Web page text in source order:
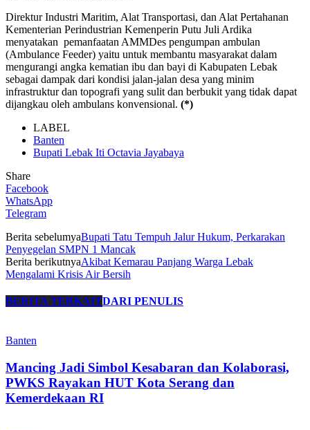
Direktur Industri Maritim, Alat Transportasi, dan Alat Pertahanan
Kementerian Perindustrian Kemenperin Putu Juli Ardika
menyatakan pemanfaatan AMMDes pengumpan ambulan
(Ambulance Feeder) yaitu untuk membantu masyarakat dalam
mengurangi angka kematian ibu dan bayi di Kabupaten Lebak
sebagai dampak dari kondisi jalan-jalan desa yang minim
infrastruktur dan topografi yang sulit dan berbukit yang tidak dapat
dijangkau oleh ambulans konvensional. (*)
LABEL
Banten
Bupati Lebak Iti Octavia Jayabaya
Share
Facebook
WhatsApp
Telegram
Berita sebelumyaBupati Tatu Tempuh Jalur Hukum, Perkarakan
Penyegelan SMPN 1 Mancak
Berita berikutnyaAkibat Kemarau Panjang Warga Lebak
Mengalami Krisis Air Bersih
BERITA TERKAITDARI PENULIS
Banten
Mancing Jadi Simbol Kesabaran dan Kolaborasi,
PWKS Rayakan HUT Kota Serang dan
Kemerdekaan RI